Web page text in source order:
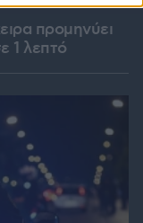
προμηνύει
1 λεπτό